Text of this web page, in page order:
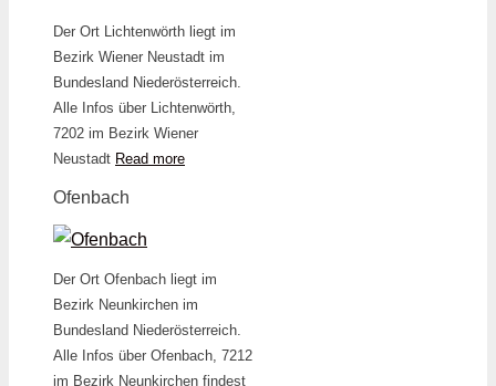
Der Ort Lichtenwörth liegt im
Bezirk Wiener Neustadt im
Bundesland Niederösterreich.
Alle Infos über Lichtenwörth,
7202 im Bezirk Wiener
Neustadt Read more
Ofenbach
Der Ort Ofenbach liegt im
Bezirk Neunkirchen im
Bundesland Niederösterreich.
Alle Infos über Ofenbach, 7212
im Bezirk Neunkirchen findest